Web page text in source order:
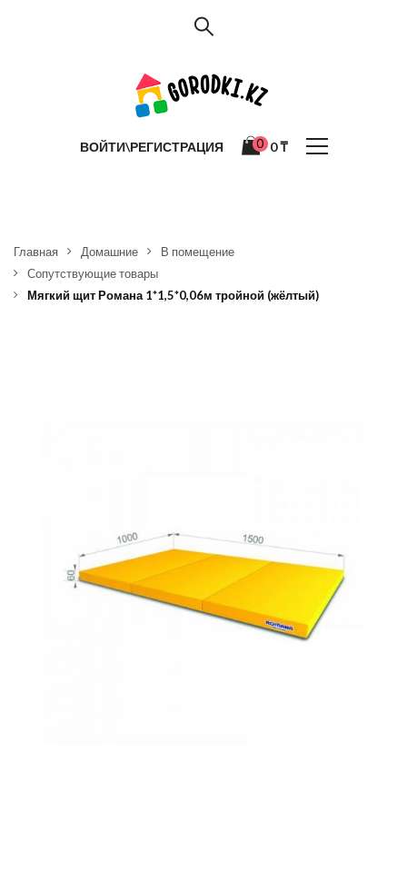
ВОЙТИ\РЕГИСТРАЦИЯ 0 0₸
Главная Домашние
В помещение
Сопутствующие товары
Мягкий щит Романа 1*1,5*0,06м тройной (жёлтый)